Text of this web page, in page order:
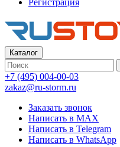
Регистрация
Каталог
+7 (495) 004-00-03
zakaz@ru-storm.ru
Заказать звонок
Написать в MAX
Написать в Telegram
Написать в WhatsApp